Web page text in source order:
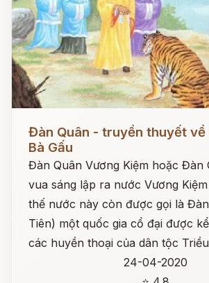
Đàn Quân - truyền thuyết
Bà Gấu
Đàn Quân Vương Kiệm hoặc Đàn
vua sáng lập ra nước Vương
thế nước này còn được gọi là
Tiên) một quốc gia cổ đại được
các huyền thoại của dân tộc
24-04-2020